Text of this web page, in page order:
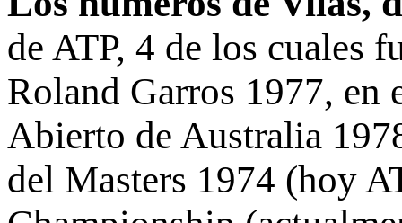
de ATP, 4 de los cuales
Roland Garros 1977, en
Abierto de Australia
del Masters 1974 (hoy